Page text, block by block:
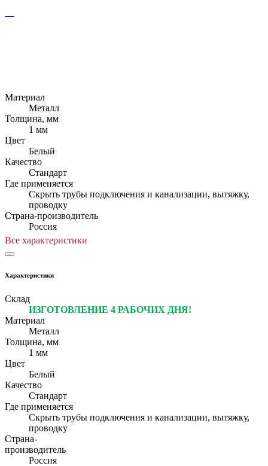
Материал
Металл
Толщина, мм
1 мм
Цвет
Белый
Качество
Стандарт
Где применяется
Скрыть трубы подключения и канализации, вытяжку,
проводку
Страна-производитель
Россия
Все характеристики
Характеристики
Склад
ИЗГОТОВЛЕНИЕ 4 РАБОЧИХ ДНЯ!
Материал
Металл
Толщина, мм
1 мм
Цвет
Белый
Качество
Стандарт
Где применяется
Скрыть трубы подключения и канализации, вытяжку,
проводку
Страна-
производитель
Россия